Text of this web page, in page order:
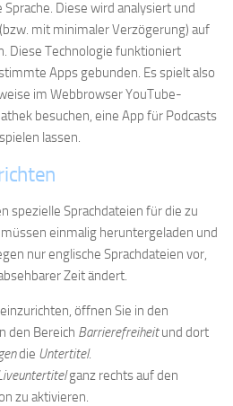
Diese wird analysiert und
mit minimaler Verzögerung) auf
Diese Technologie funktioniert
Apps gebunden. Es spielt also
im Webbrowser YouTube-
besuchen, eine App für Podcasts
lassen.
spezielle Sprachdateien für die zu
einmalig heruntergeladen und
nur englische Sprachdateien vor,
Zeit ändert.
öffnen Sie in den
den Bereich Barrierefreiheitund dort
die Untertitel.
ganz rechts auf den
zu aktivieren.